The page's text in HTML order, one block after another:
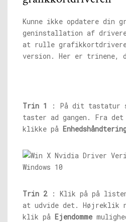
Kunne ikke opdatere din
geninstallation af
at rulle
version. Her er trinene,
Trin 1 : På dit tastatur
taster ad gangen. Fra det
klikke på
Trin 2: Klik på på
at udvide det. Højreklik
klik på Ejendomme